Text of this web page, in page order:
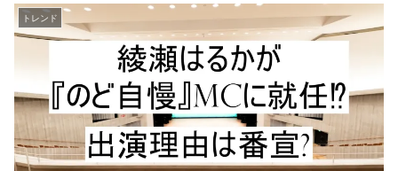
トレンド